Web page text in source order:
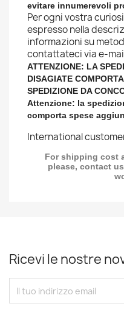
evitare innumerevoli
Per ogni vostra
espresso nella
informazioni su
contattateci via e-
ATTENZIONE: LA
DISAGIATE
SPEDIZIONE DA
Attenzione: la
comporta spese
International
For shipping cost
please, contact
Ricevi le nostre